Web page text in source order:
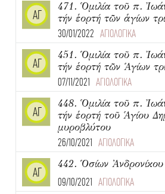
ΑΓ
471. Ὁμιλία τοῦ π.
τήν ἑορτή τῶν ἁγίων
30/01/2022 ΑΓΙΟΛΟΓΙΚΑ
ΑΓ
451. Ὁμιλία τοῦ π.
τήν ἑορτή τῶν Ἁγίων
07/11/2021 ΑΓΙΟΛΟΓΙΚΑ
ΑΓ
448. Ὁμιλία τοῦ π.
τήν ἑορτή τοῦ Ἁγίου
μυροβλύτου
26/10/2021 ΑΓΙΟΛΟΓΙΚΑ
ΑΓ
442. Ὁσίων
09/10/2021 ΑΓΙΟΛΟΓΙΚΑ